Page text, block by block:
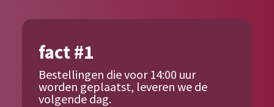
fact #1
Bestellingen die voor 14:00 uur
worden geplaatst, leveren we de
volgende dag.